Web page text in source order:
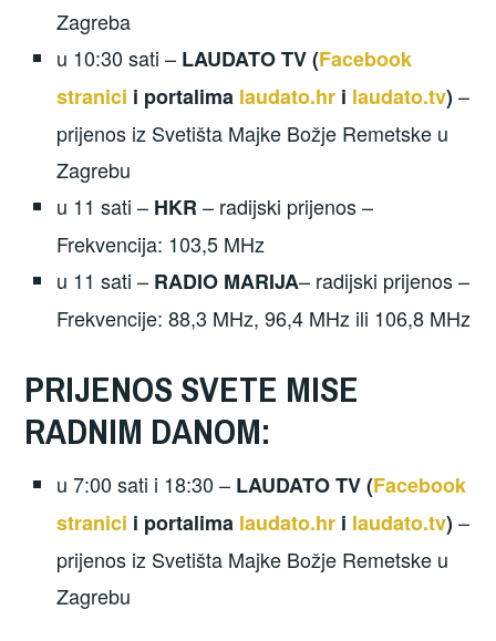
Zagreba
u 10:30 sati – LAUDATO TV (Facebook
stranici i portalima laudato.hr i laudato.tv)–
prijenos iz Svetišta Majke Božje Remetske u
Zagrebu
u 11 sati – HKR– radijski prijenos –
Frekvencija: 103,5 MHz
u 11 sati – RADIO MARIJA– radijski prijenos –
Frekvencije: 88,3 MHz, 96,4 MHz ili 106,8 MHz
PRIJENOS SVETE MISE
RADNIM DANOM:
u 7:00 sati i 18:30 – LAUDATO TV (Facebook
stranici i portalima laudato.hr i laudato.tv)–
prijenos iz Svetišta Majke Božje Remetske u
Zagrebu